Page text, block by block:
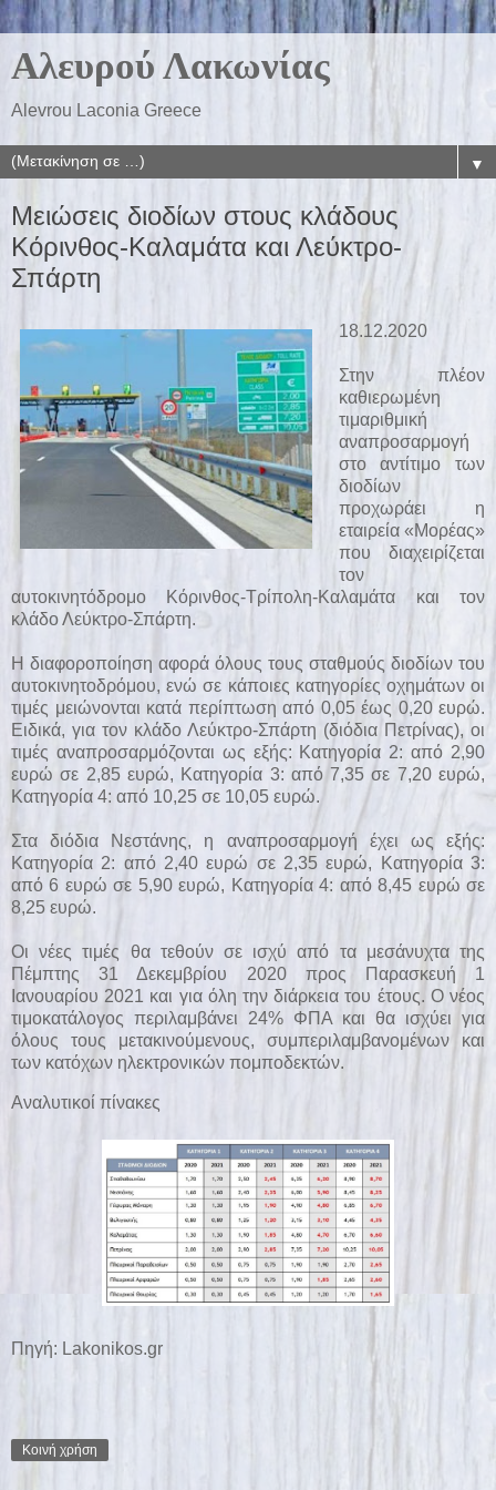
Αλευρού Λακωνίας
Alevrou Laconia Greece
▼
Μειώσεις διοδίων στους κλάδους
Κόρινθος-Καλαμάτα και Λεύκτρο-
Σπάρτη
18.12.2020
Στην πλέον
καθιερωμένη
τιμαριθμική
αναπροσαρμογή
στο αντίτιμο των
διοδίων
προχωράει η
εταιρεία «Μορέας»
που διαχειρίζεται
τον
αυτοκινητόδρομο Κόρινθος-Τρίπολη-Καλαμάτα και τον
κλάδο Λεύκτρο-Σπάρτη.
Η διαφοροποίηση αφορά όλους τους σταθμούς διοδίων του
αυτοκινητοδρόμου, ενώ σε κάποιες κατηγορίες οχημάτων οι
τιμές μειώνονται κατά περίπτωση από 0,05 έως 0,20 ευρώ.
Ειδικά, για τον κλάδο Λεύκτρο-Σπάρτη (διόδια Πετρίνας), οι
τιμές αναπροσαρμόζονται ως εξής: Κατηγορία 2: από 2,90
ευρώ σε 2,85 ευρώ, Κατηγορία 3: από 7,35 σε 7,20 ευρώ,
Κατηγορία 4: από 10,25 σε 10,05 ευρώ.
Στα διόδια Νεστάνης, η αναπροσαρμογή έχει ως εξής:
Κατηγορία 2: από 2,40 ευρώ σε 2,35 ευρώ, Κατηγορία 3:
από 6 ευρώ σε 5,90 ευρώ, Κατηγορία 4: από 8,45 ευρώ σε
8,25 ευρώ.
Οι νέες τιμές θα τεθούν σε ισχύ από τα μεσάνυχτα της
Πέμπτης 31 Δεκεμβρίου 2020 προς Παρασκευή 1
Ιανουαρίου 2021 και για όλη την διάρκεια του έτους. Ο νέος
τιμοκατάλογος περιλαμβάνει 24% ΦΠΑ και θα ισχύει για
όλους τους μετακινούμενους, συμπεριλαμβανομένων και
των κατόχων ηλεκτρονικών πομποδεκτών.
Αναλυτικοί πίνακες
Πηγή: Lakonikos.gr
Κοινή χρήση